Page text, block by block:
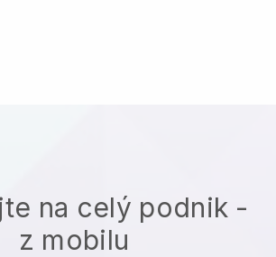
na celý podnik -
z mobilu